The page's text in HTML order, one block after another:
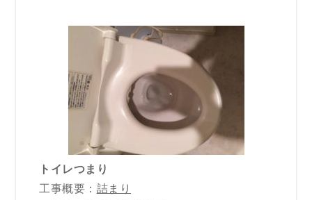
トイレつまり
工事概要： 詰まり